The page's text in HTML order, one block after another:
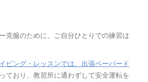
克服のために、ご自分ひとりでの練習は
ビング・レッスンでは、出張ペーパード
ており、教習所に通わずして安全運転を